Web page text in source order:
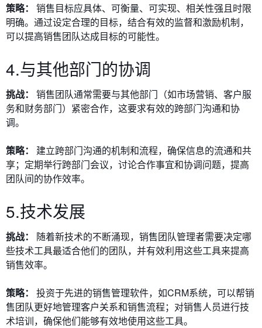
策略：
销售目标应具体、可衡量、可实现、相关性强且时限
明确。通过设定合理的目标，结合有效的监督和激励机制，
可以提高销售团队达成目标的可能性。
4.与其他部门的协调
挑战：
销售团队通常需要与其他部门（如市场营销、客户服
务和财务部门）紧密合作，这要求有效的跨部门沟通和协
调。
策略：
建立跨部门沟通的机制和流程，确保信息的流通和共
享；定期举行跨部门会议，讨论合作事宜和协调问题，提高
团队间的协作效率。
5.技术发展
挑战：
随着新技术的不断涌现，销售团队管理者需要决定哪
些技术工具最适合他们的团队，并有效利用这些工具来提高
销售效率。
策略：
投资于先进的销售管理软件，如CRM系统，可以帮销
售团队更好地管理客户关系和销售流程；对销售人员进行技
术培训，确保他们能够有效地使用这些工具。